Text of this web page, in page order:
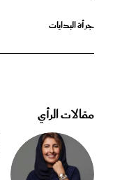
جرأة البدايات
مقالات الرأي